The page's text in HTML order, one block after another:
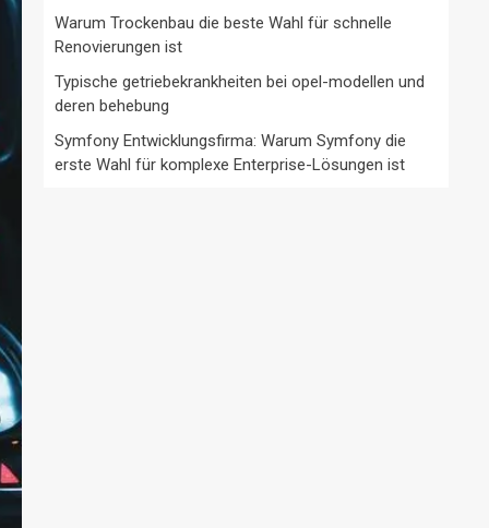
Warum Trockenbau die beste Wahl für schnelle
Renovierungen ist
Typische getriebekrankheiten bei opel-modellen und
deren behebung
Symfony Entwicklungsfirma: Warum Symfony die
erste Wahl für komplexe Enterprise-Lösungen ist